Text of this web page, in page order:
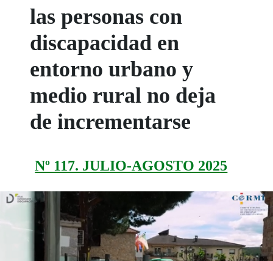
las personas con
discapacidad en
entorno urbano y
medio rural no deja
de incrementarse
Nº 117. JULIO-AGOSTO 2025